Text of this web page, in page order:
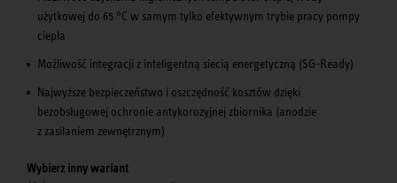
użytkowej do 65 °C w samym tylko efektywnym trybie pracy pompy
ciepła
Możliwość integracji z inteligentną siecią energetyczną (SG-Ready)
Najwyższe bezpieczeństwo i oszczędność kosztów dzięki
bezobsługowej ochronie antykorozyjnej zbiornika (anodzie
z zasilaniem zewnętrznym)
Wybierz inny wariant